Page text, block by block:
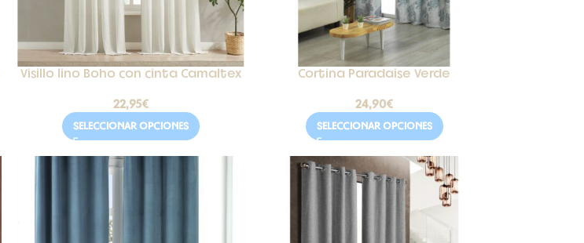
Visillo lino Boho con cinta Camaltex
22,95€
SELECCIONAR OPCIONES
Cortina Paradaise Verde
24,90€
SELECCIONAR OPCIONES